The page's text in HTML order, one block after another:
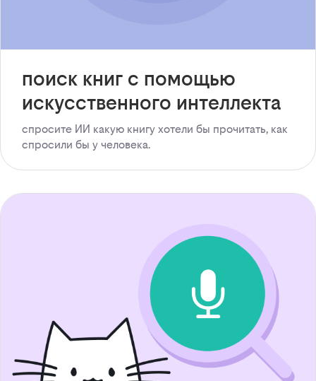
поиск книг с помощью
искусственного интеллекта
спросите ИИ какую книгу хотели бы прочитать, как
спросили бы у человека.